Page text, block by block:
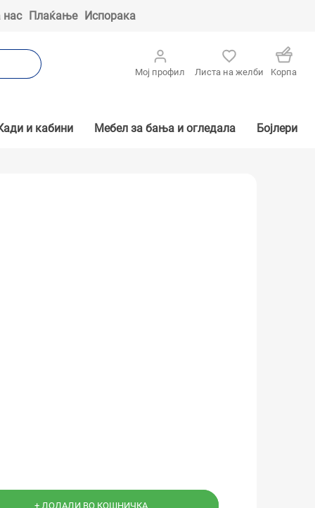
нас Плаќање Испорака
Мој профил Листа на желби Kорпа
и кабини Мебел за бања и огледала Бојлери